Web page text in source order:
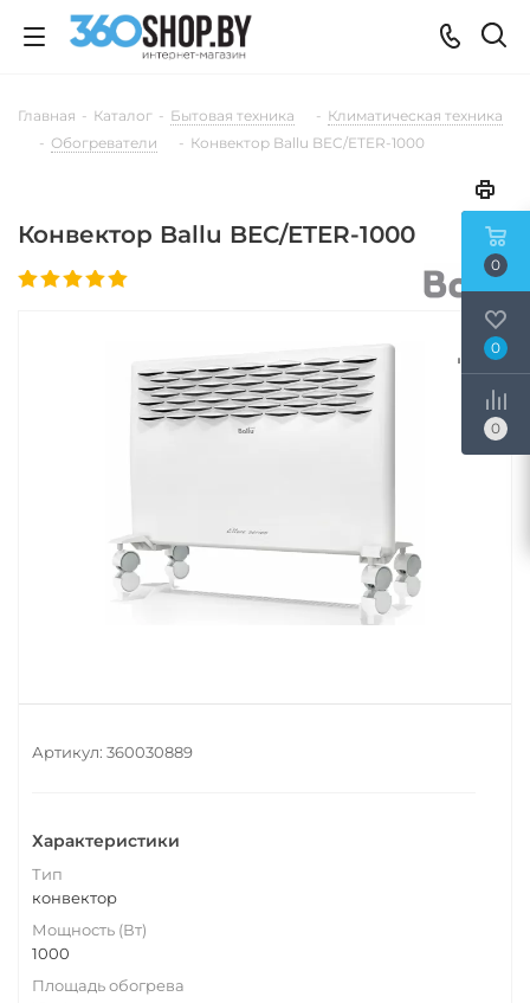
Главная - Каталог - Бытовая техника - Климатическая техника
- Обогреватели - Конвектор Ballu BEC/ETER-1000
Конвектор Ballu BEC/ETER-1000
Артикул: 360030889
Характеристики
Тип
конвектор
Мощность (Вт)
1000
Площадь обогрева
0
0
0